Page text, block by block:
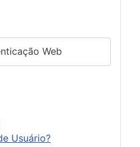
Web
Usuário?